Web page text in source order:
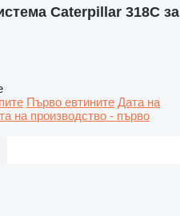
Caterpillar 318C за
Първо евтините Дата на
на производство - първо